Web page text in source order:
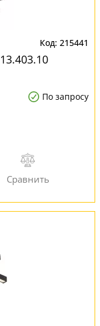
215441
По запросу